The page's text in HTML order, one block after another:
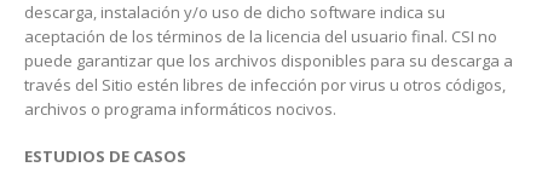
descarga, instalación y/o uso de dicho software indica su
aceptación de los términos de la licencia del usuario final. CSI no
puede garantizar que los archivos disponibles para su descarga a
través del Sitio estén libres de infección por virus u otros códigos,
archivos o programa informáticos nocivos.
ESTUDIOS DE CASOS